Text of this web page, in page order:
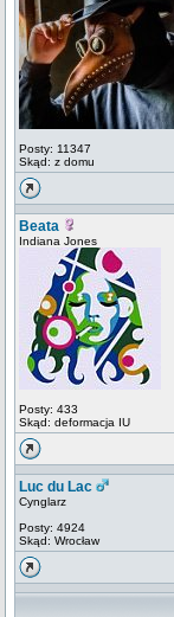
Posty: 11347
Skąd: z domu
Beata
Indiana Jones
Posty: 433
Skąd: deformacja IU
Luc du Lac
Cynglarz
Posty: 4924
Skąd: Wrocław